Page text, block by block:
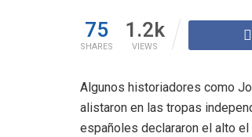
75
SHARES
1.2k
VIEWS
Algunos historiadores como
alistaron en las tropas
españoles declararon el alto el